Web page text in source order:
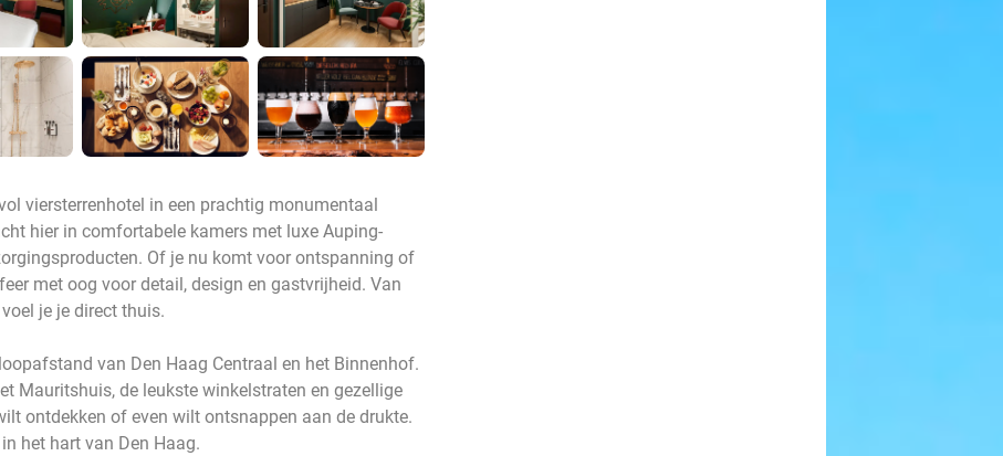
viersterrenhotel in een prachtig monumentaal
hier in comfortabele kamers met luxe Auping-
Of je nu komt voor ontspanning of
met oog voor detail, design en gastvrijheid. Van
je je direct thuis.
van Den Haag Centraal en het Binnenhof.
Mauritshuis, de leukste winkelstraten en gezellige
ontdekken of even wilt ontsnappen aan de drukte.
het hart van Den Haag.